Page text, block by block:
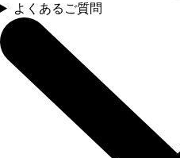
よくあるご質問